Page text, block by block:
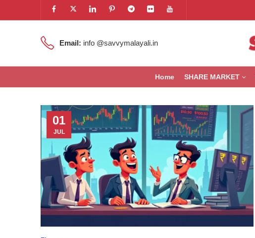
Email: info @savvymalayali.in
Home SHARE MARKET
01
JUL